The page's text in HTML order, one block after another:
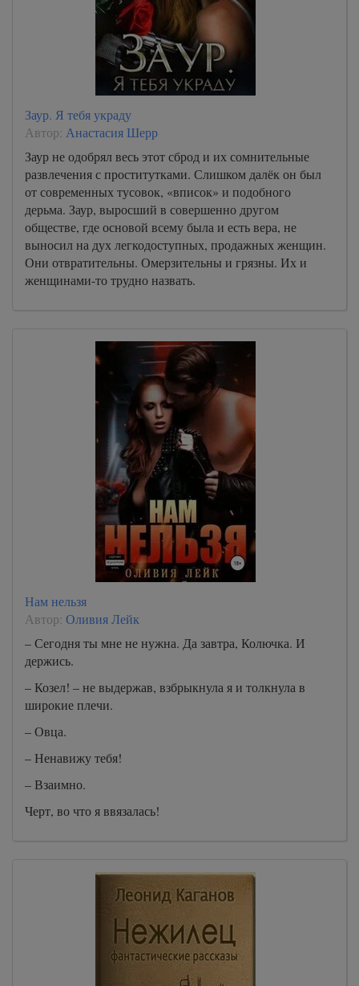
Заур. Я тебя украду
Автор: Анастасия Шерр
Заур не одобрял весь этот сброд и их сомнительные
развлечения с проститутками. Слишком далёк он был
от современных тусовок, «вписок» и подобного
дерьма. Заур, выросший в совершенно другом
обществе, где основой всему была и есть вера, не
выносил на дух легкодоступных, продажных женщин.
Они отвратительны. Омерзительны и грязны. Их и
женщинами-то трудно назвать.
Нам нельзя
Автор: Оливия Лейк
– Сегодня ты мне не нужна. Да завтра, Колючка. И
держись.
– Козел! – не выдержав, взбрыкнула я и толкнула в
широкие плечи.
– Овца.
– Ненавижу тебя!
– Взаимно.
Черт, во что я ввязалась!